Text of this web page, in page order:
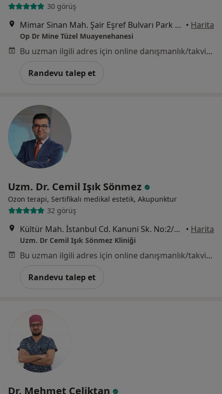
30 görüş
Mimar Sinan Mah. Şair Eşref Bulvarı Park Apt. No:58 K:2 D:3, İzmir • Harita
Op Dr Mine Tüzel Muayenehanesi
Bu uzman ilgili adres için online danışmanlık/takvim sunmuyor.
Randevu talep et
Uzm. Dr. Cemil Işık Sönmez
Ozon terapi, Sertifikalı medikal estetik, Akupunktur
32 görüş
Kültür Mah. İstanbul Cd. Kanuni Sk. No:2/2, Düzce • Harita
Uzm. Dr Cemil Işık Sönmez Kliniği
Bu uzman ilgili adres için online danışmanlık/takvim sunmuyor.
Randevu talep et
Dr. Mehmet Çeliktan